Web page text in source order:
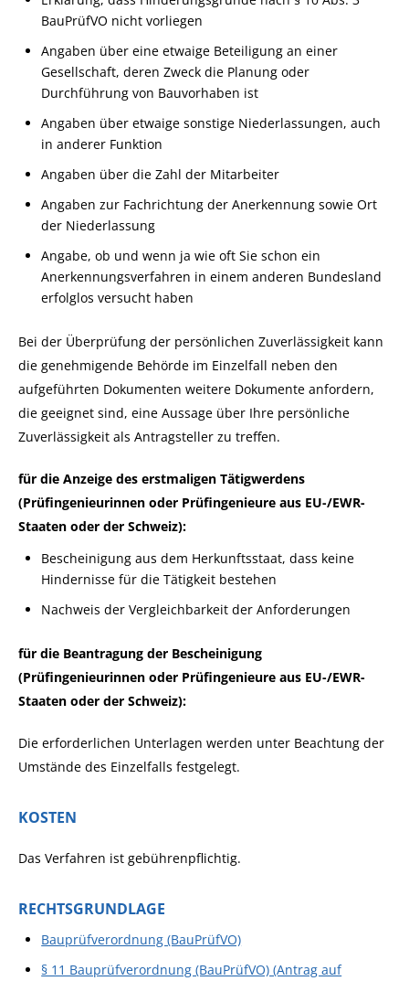
BauPrüfVO nicht vorliegen
Angaben über eine etwaige Beteiligung an einer
Gesellschaft, deren Zweck die Planung oder
Durchführung von Bauvorhaben ist
Angaben über etwaige sonstige Niederlassungen, auch
in anderer Funktion
Angaben über die Zahl der Mitarbeiter
Angaben zur Fachrichtung der Anerkennung sowie Ort
der Niederlassung
Angabe, ob und wenn ja wie oft Sie schon ein
Anerkennungsverfahren in einem anderen Bundesland
erfolglos versucht haben
Bei der Überprüfung der persönlichen Zuverlässigkeit kann
die genehmigende Behörde im Einzelfall neben den
aufgeführten Dokumenten weitere Dokumente anfordern,
die geeignet sind, eine Aussage über Ihre persönliche
Zuverlässigkeit als Antragsteller zu treffen.
für die Anzeige des erstmaligen Tätigwerdens
(Prüfingenieurinnen oder Prüfingenieure aus EU-/EWR-
Staaten oder der Schweiz):
Bescheinigung aus dem Herkunftsstaat, dass keine
Hindernisse für die Tätigkeit bestehen
Nachweis der Vergleichbarkeit der Anforderungen
für die Beantragung der Bescheinigung
(Prüfingenieurinnen oder Prüfingenieure aus EU-/EWR-
Staaten oder der Schweiz):
Die erforderlichen Unterlagen werden unter Beachtung der
Umstände des Einzelfalls festgelegt.
KOSTEN
Das Verfahren ist gebührenpflichtig.
RECHTSGRUNDLAGE
Bauprüfverordnung (BauPrüfVO)
§ 11 Bauprüfverordnung (BauPrüfVO) (Antrag auf